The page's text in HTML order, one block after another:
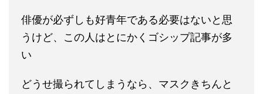
俳優が必ずしも好青年である必要はないと思
うけど、この人はとにかくゴシップ記事が多
い
どうせ撮られてしまうなら、マスクきちんと